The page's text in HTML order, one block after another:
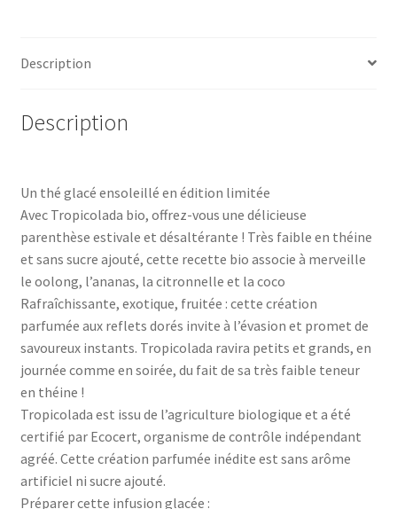
Description
Description
Un thé glacé ensoleillé en édition limitée
Avec Tropicolada bio, offrez-vous une délicieuse
parenthèse estivale et désaltérante ! Très faible en théine
et sans sucre ajouté, cette recette bio associe à merveille
le oolong, l’ananas, la citronnelle et la coco
Rafraîchissante, exotique, fruitée : cette création
parfumée aux reflets dorés invite à l’évasion et promet de
savoureux instants. Tropicolada ravira petits et grands, en
journée comme en soirée, du fait de sa très faible teneur
en théine !
Tropicolada est issu de l’agriculture biologique et a été
certifié par Ecocert, organisme de contrôle indépendant
agréé. Cette création parfumée inédite est sans arôme
artificiel ni sucre ajouté.
Préparer cette infusion glacée :